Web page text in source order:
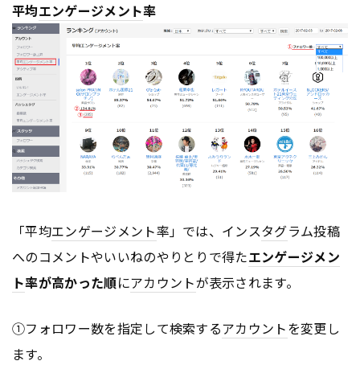
平均エンゲージメント率
「平均エンゲージメント率」では、インスタグラム投稿
へのコメントやいいねのやりとりで得たエンゲージメン
ト率が高かった順にアカウントが表示されます。
①フォロワー数を指定して検索するアカウントを変更し
ます。